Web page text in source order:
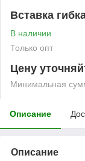
Вставка
В наличии
Только опт
Цену
Минимальная
Описание
Описание